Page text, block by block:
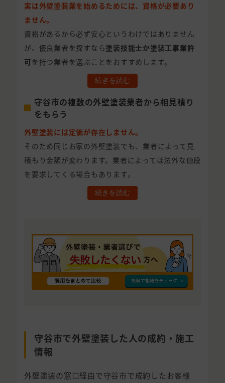
実は外壁塗装業を始めるためには、資格が必要あり
ません。
資格があるから必ず安心というわけではありません
が、優良業者を探すなら塗装技能士か塗装工事業許
可 を持つ業者を選ぶことをおすすめします。
続きを読む
守谷市の複数の外壁塗装業者から相見積り
をもらう
外壁塗装には定価が存在しません。
そのため同じお家の外壁塗装でも、業者によって見
積もり金額が変わります。業者によっては法外な値段
を要求してくる場合もあります。
続きを読む
守谷市で外壁塗装した人の成約・施工
情報
外壁塗装の窓口経由で守谷市で成約したお客様